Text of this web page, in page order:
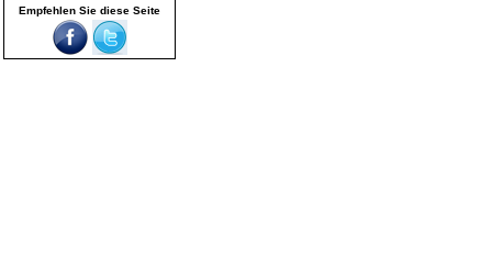
Empfehlen Sie diese Seite